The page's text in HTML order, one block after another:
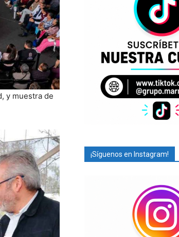
y muestra de
¡Síguenos en Instagram!